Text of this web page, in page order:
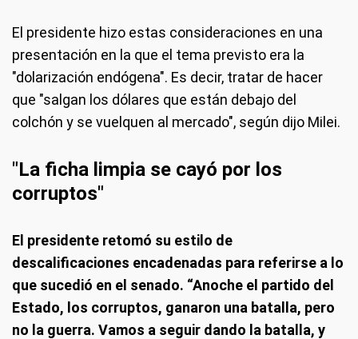
El presidente hizo estas consideraciones en una
presentación en la que el tema previsto era la
"dolarización endógena". Es decir, tratar de hacer
que "salgan los dólares que están debajo del
colchón y se vuelquen al mercado", según dijo Milei.
"La ficha limpia se cayó por los
corruptos"
El presidente retomó su estilo de
descalificaciones encadenadas para referirse a lo
que sucedió en el senado. “Anoche el partido del
Estado, los corruptos, ganaron una batalla, pero
no la guerra. Vamos a seguir dando la batalla, y